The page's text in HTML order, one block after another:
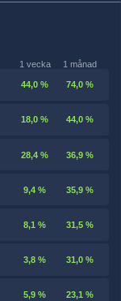
1 vecka 1 månad
44,0 % 74,0 %
18,0 % 44,0 %
28,4 % 36,9 %
9,4 % 35,9 %
8,1 % 31,5 %
3,8 % 31,0 %
5,9 % 23,1 %